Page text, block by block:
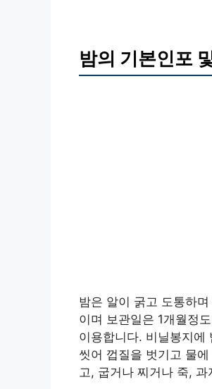
밤의 기본인포
밤은 알이 굵고 도통하
이며 보관일은 1개월정
이용합니다. 비닐봉지에
씻어 껍질을 벗기고 물
고, 굽거나 찌거나 죽,